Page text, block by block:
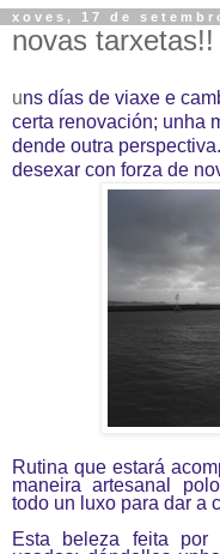
xoves, 17 de
novas tarxetas!!
uns días de viaxe e
certa renovación; unha
dende outra
desexar con forza de
Rutina que estará
maneira artesanal
todo un luxo para dar a
Esta beleza feita por